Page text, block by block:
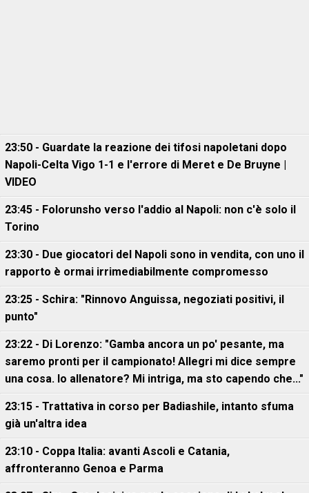
23:50 - Guardate la reazione dei tifosi napoletani dopo
Napoli-Celta Vigo 1-1 e l'errore di Meret e De Bruyne |
VIDEO
23:45 - Folorunsho verso l'addio al Napoli: non c'è solo il
Torino
23:30 - Due giocatori del Napoli sono in vendita, con uno il
rapporto è ormai irrimediabilmente compromesso
23:25 - Schira: "Rinnovo Anguissa, negoziati positivi, il
punto"
23:22 - Di Lorenzo: "Gamba ancora un po' pesante, ma
saremo pronti per il campionato! Allegri mi dice sempre
una cosa. Io allenatore? Mi intriga, ma sto capendo che..."
23:15 - Trattativa in corso per Badiashile, intanto sfuma
già un'altra idea
23:10 - Coppa Italia: avanti Ascoli e Catania,
affronteranno Genoa e Parma